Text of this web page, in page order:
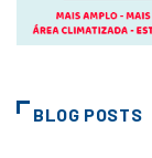
BLOG POSTS